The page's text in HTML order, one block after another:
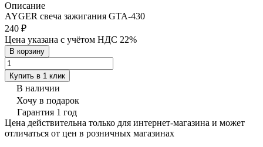
Описание
AYGER свеча зажигания GTA-430
240 ₽
Цена указана с учётом НДС 22%
В корзину
Купить в 1 клик
В наличии
Хочу в подарок
Гарантия 1 год
Цена действительна только для интернет-магазина и может
отличаться от цен в розничных магазинах